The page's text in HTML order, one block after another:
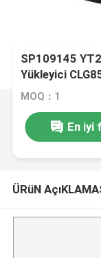
SP109145
Yükleyici
LNG Kazıcı
MOQ：1
En iyi
ÜRüN